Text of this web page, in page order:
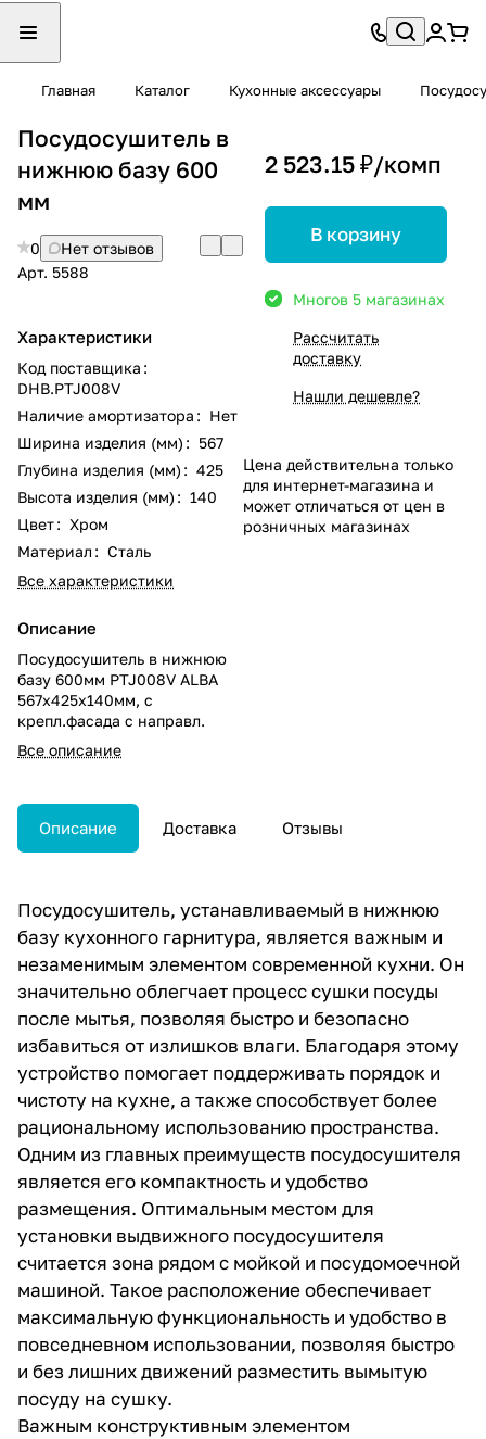
Главная Каталог Кухонные аксессуары
Посудосушитель в
нижнюю базу 600
мм
0
Нет отзывов
Арт. 5588
Характеристики
Код поставщика :
DHB.PTJ008V
Наличие амортизатора : Нет
Ширина изделия (мм) : 567
Глубина изделия (мм) : 425
Высота изделия (мм) : 140
Цвет: Хром
Материал : Сталь
Все характеристики
Описание
Посудосушитель в нижнюю
базу 600мм PTJ008V ALBA
567х425х140мм, с
крепл.фасада с направл.
Все описание
2 523.15 ₽/комп
В корзину
Многов 5 магазинах
Рассчитать
доставку
Нашли дешевле?
Цена действительна только
для интернет-магазина и
может отличаться от цен в
розничных магазинах
Описание Доставка Отзывы
Посудосушитель, устанавливаемый в нижнюю
базу кухонного гарнитура, является важным и
незаменимым элементом современной кухни. Он
значительно облегчает процесс сушки посуды
после мытья, позволяя быстро и безопасно
избавиться от излишков влаги. Благодаря этому
устройство помогает поддерживать порядок и
чистоту на кухне, а также способствует более
рациональному использованию пространства.
Одним из главных преимуществ посудосушителя
является его компактность и удобство
размещения. Оптимальным местом для
установки выдвижного посудосушителя
считается зона рядом с мойкой и посудомоечной
машиной. Такое расположение обеспечивает
максимальную функциональность и удобство в
повседневном использовании, позволяя быстро
и без лишних движений разместить вымытую
посуду на сушку.
Важным конструктивным элементом